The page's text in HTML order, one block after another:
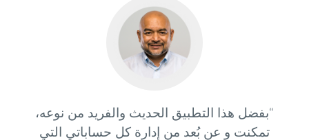
“بفضل هذا التطبيق الحديث والفريد من نوعه،
تمكنت و عن بُعد من إدارة كل حساباتي التي